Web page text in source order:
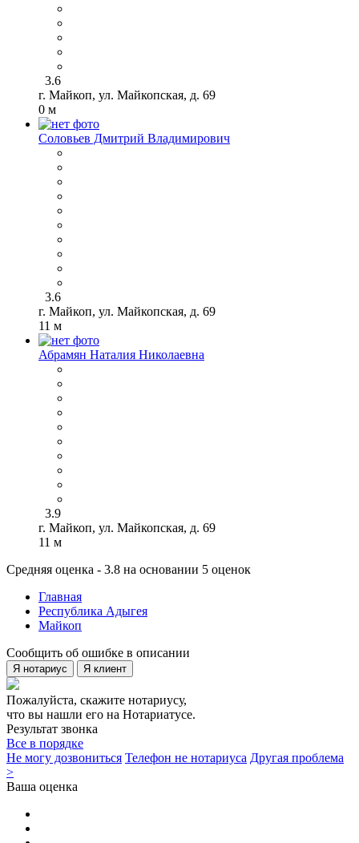
3.6
г. Майкоп, ул. Майкопская, д. 69
0 м
Соловьев Дмитрий Владимирович
3.6
г. Майкоп, ул. Майкопская, д. 69
11 м
Абрамян Наталия Николаевна
3.9
г. Майкоп, ул. Майкопская, д. 69
11 м
Средняя оценка - 3.8 на основании 5 оценок
Главная
Республика Адыгея
Майкоп
Сообщить об ошибке в описании
Я нотариус Я клиент
Пожалуйста, скажите нотариусу,
что вы нашли его на Нотариатусе.
Результат звонка
Все в порядке
Не могу дозвониться Телефон не нотариуса Другая проблема
>
Ваша оценка